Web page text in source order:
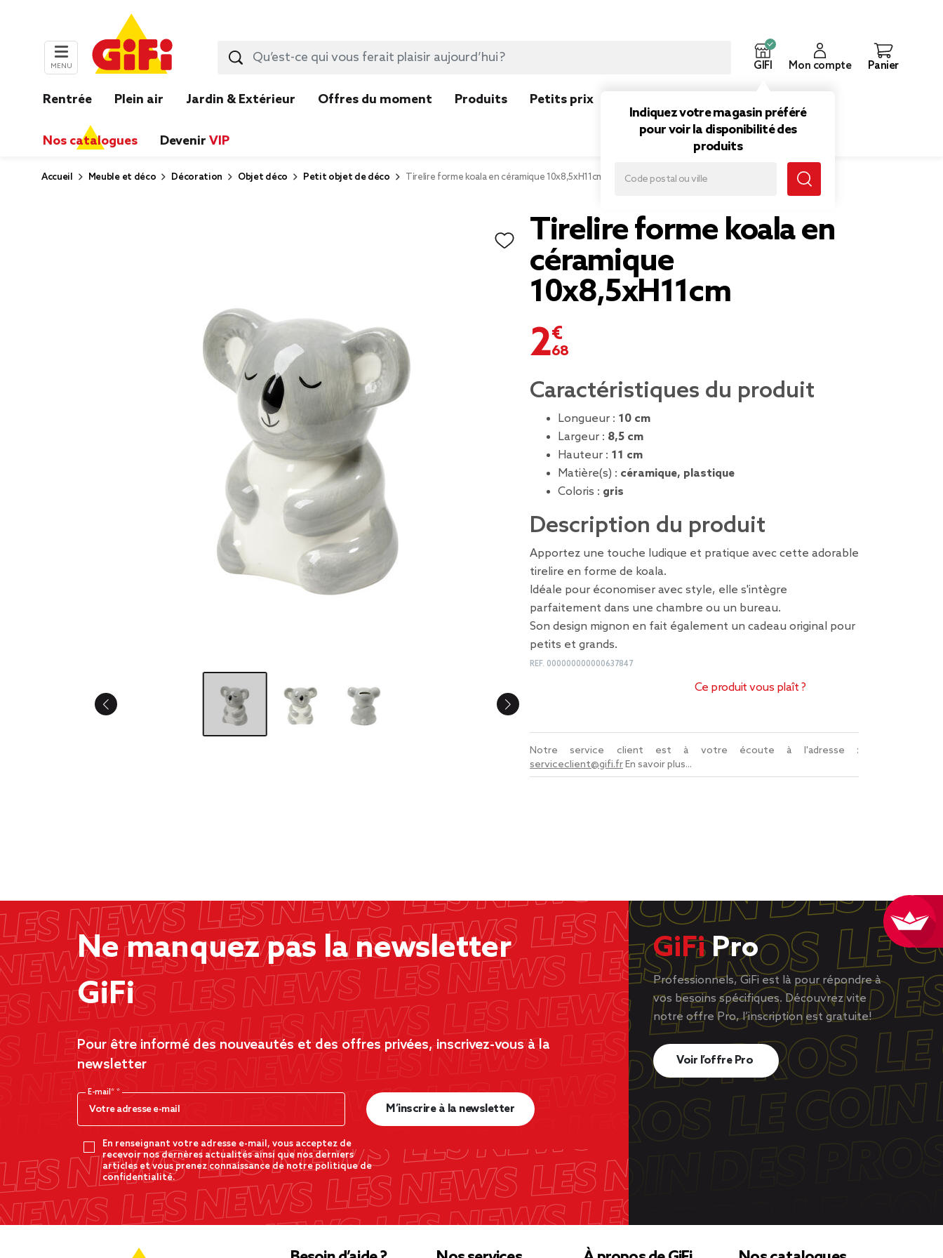
MENU GIFI
Indiquez votre magasin préféré
pour voir la disponibilité des
produits
Mon compte Panier
Rentrée Plein air Jardin & Extérieur Offres du moment Produits Petits prix
Nos catalogues Devenir VIP
Accueil Meuble et déco Décoration Objet déco Petit objet de déco Tirelire forme koala en céramique 10x8,5xH11cm
Tirelire forme koala en
céramique
10x8,5xH11cm
2,68 €
Caractéristiques du produit
Longueur : 10 cm
Largeur : 8,5 cm
Hauteur : 11 cm
Matière(s) : céramique, plastique
Coloris : gris
Description du produit
Apportez une touche ludique et pratique avec cette adorable
tirelire en forme de koala.
Idéale pour économiser avec style, elle s'intègre
parfaitement dans une chambre ou un bureau.
Son design mignon en fait également un cadeau original pour
petits et grands.
REF. 000000000000637847
Ce produit vous plaît ?
Notre service client est à votre écoute à l'adresse :
serviceclient@gifi.frEn savoir plus...
Ne manquez pas la newsletter
GiFi
Pour être informé des nouveautés et des offres privées, inscrivez-vous à la
newsletter
E-mail*
En renseignant votre adresse e-mail, vous acceptez de
recevoir nos dernères actualités ainsi que nos derniers
articles et vous prenez connaissance de notre politique de
confidentialité.
M’inscrire à la newsletter
GiFiPro
Professionnels, GiFi est là pour répondre à
vos besoins spécifiques. Découvrez vite
notre offre Pro, l’inscription est gratuite!
Voir l’offre Pro